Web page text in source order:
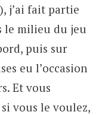
j’ai fait partie
le milieu du jeu
puis sur
eu l’occasion
Et vous
vous le voulez,